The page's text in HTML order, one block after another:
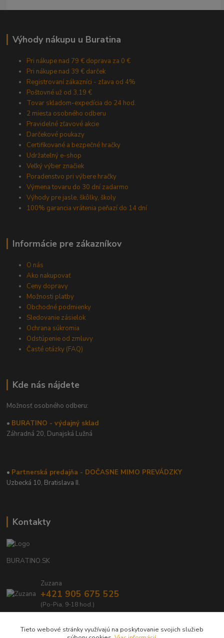
Výhody nákupu u Buratina
Pri nákupe nad 79 € doprava za 0 €
Pri nákupe nad 39 € darček
Registrovaní zákazníci - zľava od 4%
Poštovné už od 3,19 €
Tovar skladom-expedícia do 24 hod.
2 miesta osobného odberu
Pravidelné zľavové akcie
Darčekové poukazy
Certifikované a bezpečné hračky
Udržateľný e-shop
Veľký výber značiek
Poradenstvo pri výbere hračky
Výmena tovaru do 30 dní zadarmo
Výhody pre jasle, škôlky, školy
100% garancia vrátenia peňazí do 14 dní
Informácie pre zákazníkov
O nás
Ako nakupovať
Ceny dopravy
Možnosti platby
Obchodné podmienky
Sledovanie zásielok
Ochrana súkromia
Odstúpenie od zmluvy
Časté otázky (FAQ)
Kde nás nájdete
Možnosť osobného odberu:
• BURATINO - výdajný sklad
Záhradná 20, Dunajská Lužná
• Partnerská predajňa - DOČASNE MIMO PREVÁDZKY
Uzbecká 10, Bratislava II.
Kontakty
BURATINO.SK
Zuzana
+421 905 675 525
(Po-Pia, 9-18 hod.)
Tieto webové stránky využívajú na poskytovanie svojich služieb